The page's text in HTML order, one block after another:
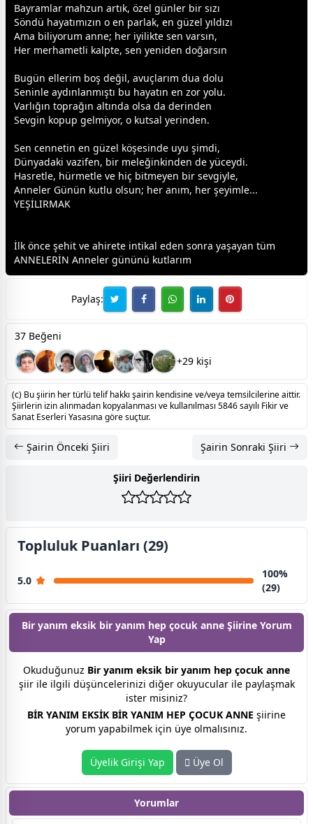
Bayramlar mahzun artık, özel günler bir sızı
Söndü hayatımızın o en parlak, en güzel yıldızı
Ama biliyorum anne; her iyilikte sen varsın,
Her merhametli kalpte, sen yeniden doğarsın
Bugün ellerim boş değil, avuçlarım dua dolu
Seninle aydınlanmıştı bu hayatın en zor yolu.
Varlığın toprağın altında olsa da derinden
Sevgin kopup gelmiyor, o kutsal yerinden.
Sen cennetin en güzel köşesinde uyu şimdi,
Dünyadaki vazifen, bir meleğinkinden de yüceydi.
Hasretle, hürmetle ve hiç bitmeyen bir sevgiyle,
Anneler Günün kutlu olsun; her anım, her şeyimle...
YEŞİLIRMAK
İlk önce şehit ve ahirete intikal eden sonra yaşayan tüm
ANNELERİN Anneler gününü kutlarım
Paylaş:
37 Beğeni
+29 kişi
(c) Bu şiirin her türlü telif hakkı şairin kendisine ve/veya temsilcilerine aittir.
Şiirlerin izin alınmadan kopyalanması ve kullanılması 5846 sayılı Fikir ve
Sanat Eserleri Yasasına göre suçtur.
Şairin Önceki Şiiri Şairin Sonraki Şiiri
Şiiri Değerlendirin
Topluluk Puanları (29)
5.0
100%
(29)
Bir yanım eksik bir yanım hep çocuk anne Şiirine Yorum
Yap
Okuduğunuz Bir yanım eksik bir yanım hep çocuk anne
şiir ile ilgili düşüncelerinizi diğer okuyucular ile paylaşmak
ister misiniz?
BİR YANIM EKSİK BİR YANIM HEP ÇOCUK ANNE şiirine
yorum yapabilmek için üye olmalısınız.
Üyelik Girişi Yap Üye Ol
Yorumlar